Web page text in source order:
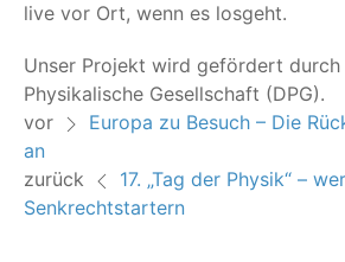
live vor Ort, wenn es losgeht.
Unser Pro­jekt wird geför­dert durch
Phy­si­ka­li­sche Gesell­schaft (DPG).
vor
Europa zu Besuch – Die
an
zurück
17. „Tag der Physik“ –
Senkrechtstartern